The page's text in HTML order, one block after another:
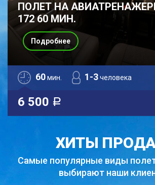
ПОЛЕТ НА АВИАТРЕНАЖЕРЕ
172 60 МИН.
60мин. 1-3человека
6 500 a
Подробнее
ХИТЫ
Самые популярные виды
выбирают наши